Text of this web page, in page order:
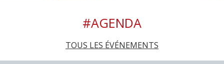
#AGENDA
TOUS LES ÉVÉNEMENTS